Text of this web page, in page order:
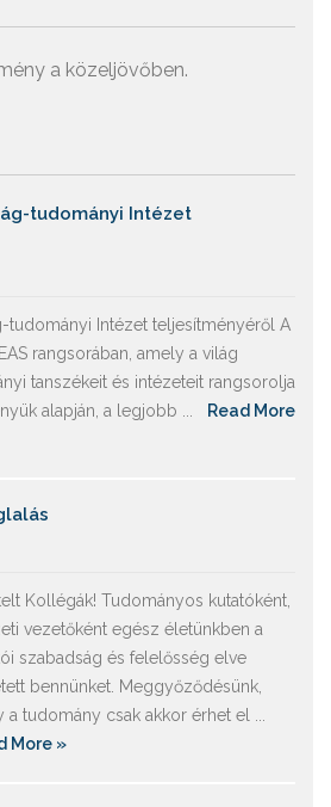
a közeljövőben.
tudományi Intézet
tudományi Intézet teljesítményéről A
rangsorában, amely a világ
tanszékeit és intézeteit rangsorolja
alapján, a legjobb ...
Read More
Kollégák! Tudományos kutatóként,
vezetőként egész életünkben a
szabadság és felelősség elve
bennünket. Meggyőződésünk,
a tudomány csak akkor érhet el ...
More »